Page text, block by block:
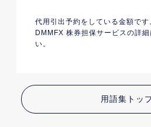
代用引出予約をしている金額です
DMMFX 株券担保サービスの詳細
い。
用語集トッ